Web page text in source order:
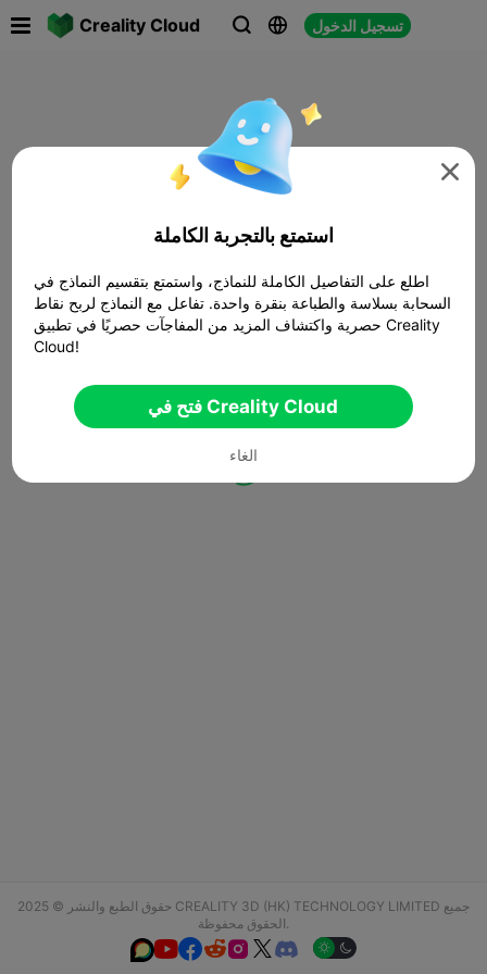
Creality Cloud   تسجيل الدخول
حقوق الطبع والنشر © 2025 CREALITY 3D (HK) TECHNOLOGY LIMITED جميع
الحقوق محفوظة.
  

استمتع بالتجربة الكاملة
اطلع على التفاصيل الكاملة للنماذج، واستمتع بتقسيم النماذج في
السحابة بسلاسة والطباعة بنقرة واحدة. تفاعل مع النماذج لربح نقاط
حصرية واكتشاف المزيد من المفاجآت حصريًا في تطبيق Creality
Cloud!
فتح في Creality Cloud
الغاء